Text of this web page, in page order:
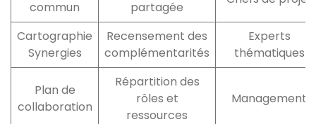
commun
partagée
Cartographie
Synergies
Recensement des
complémentarités
Experts
thématiques
Plan de
collaboration
Répartition des
rôles et
ressources
Management